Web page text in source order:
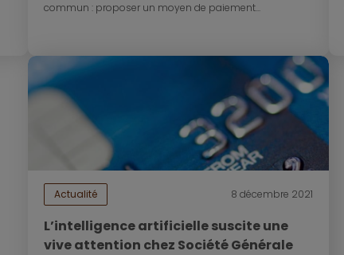
commun : proposer un moyen de paiement...
Actualité 8 décembre 2021
L’intelligence artificielle suscite une
vive attention chez Société Générale